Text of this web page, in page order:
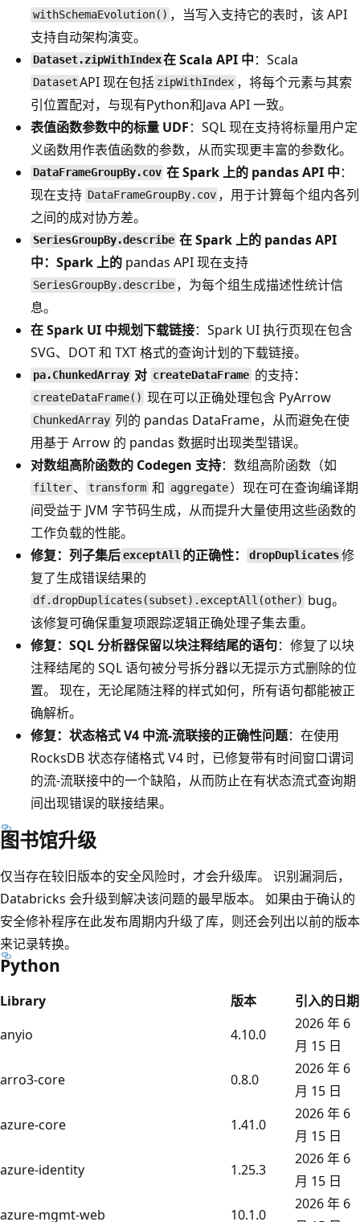
withSchemaEvolution() ，当写入支持它的表时，该 API
支持自动架构演变。
Dataset.zipWithIndex在 Scala API 中：Scala
Dataset API 现在包括 zipWithIndex ，将每个元素与其索
引位置配对，与现有Python和Java API 一致。
表值函数参数中的标量 UDF：SQL 现在支持将标量用户定
义函数用作表值函数的参数，从而实现更丰富的参数化。
DataFrameGroupBy.cov 在 Spark 上的 pandas API 中：
现在支持 DataFrameGroupBy.cov ，用于计算每个组内各列
之间的成对协方差。
SeriesGroupBy.describe 在 Spark 上的 pandas API
中：Spark 上的 pandas API 现在支持
SeriesGroupBy.describe ，为每个组生成描述性统计信
息。
在 Spark UI 中规划下载链接：Spark UI 执行页现在包含
SVG、DOT 和 TXT 格式的查询计划的下载链接。
pa.ChunkedArray 对 createDataFrame 的支持：
createDataFrame() 现在可以正确处理包含 PyArrow
ChunkedArray 列的 pandas DataFrame，从而避免在使
用基于 Arrow 的 pandas 数据时出现类型错误。
对数组高阶函数的 Codegen 支持：数组高阶函数（如
filter 、 transform 和 aggregate ）现在可在查询编译期
间受益于 JVM 字节码生成，从而提升大量使用这些函数的
工作负载的性能。
修复：列子集后exceptAll 的正确性： dropDuplicates修
复了生成错误结果的
df.dropDuplicates(subset).exceptAll(other) bug。
该修复可确保重复项跟踪逻辑正确处理子集去重。
修复：SQL 分析器保留以块注释结尾的语句：修复了以块
注释结尾的 SQL 语句被分号拆分器以无提示方式删除的位
置。 现在，无论尾随注释的样式如何，所有语句都能被正
确解析。
修复：状态格式 V4 中流-流联接的正确性问题：在使用
RocksDB 状态存储格式 V4 时，已修复带有时间窗口谓词
的流-流联接中的一个缺陷，从而防止在有状态流式查询期
间出现错误的联接结果。
图书馆升级
仅当存在较旧版本的安全风险时，才会升级库。 识别漏洞后，
Databricks 会升级到解决该问题的最早版本。 如果由于确认的
安全修补程序在此发布周期内升级了库，则还会列出以前的版本
来记录转换。
Python
Library 版本
引入的日期
anyio
4.10.0
2026 年 6
月 15 日
arro3-core
0.8.0
2026 年 6
月 15 日
azure-core
1.41.0
2026 年 6
月 15 日
azure-identity
1.25.3
2026 年 6
月 15 日
azure-mgmt-web
10.1.0
2026 年 6